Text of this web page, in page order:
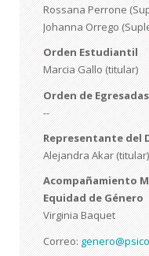
Rossana Perrone
Johanna Orrego
Orden Estudiantil
Marcia Gallo (titular)
Orden de
--
Representante del
Alejandra Akar (titular)
Acompañamiento
Equidad de Género
Virginia Baquet
Correo: